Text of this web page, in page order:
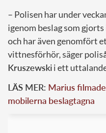
– Polisen har under
igenom beslag som
och har även genomfört
vittnesförhör, säger
Kruszewskii ett
LÄS MER: Marius
mobilerna beslagtagna